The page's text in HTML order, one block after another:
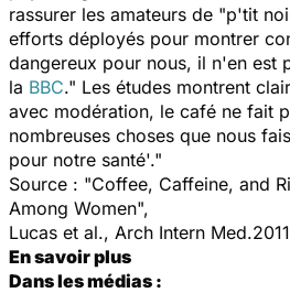
rassurer les amateurs de "p'tit
efforts déployés pour montrer
dangereux pour nous, il n'en est
la BBC." Les études montrent
avec modération, le café ne fait
nombreuses choses que nous
pour notre santé'."
Source : "Coffee, Caffeine, and
Among Women",
Lucas et al., Arch Intern
En savoir plus
Dans les médias :